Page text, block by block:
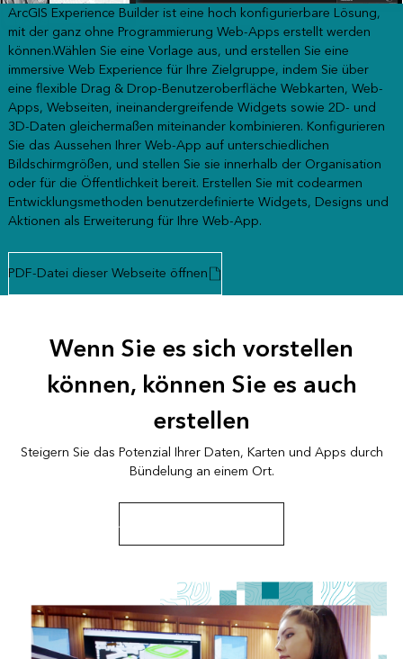
ArcGIS Experience Builder ist eine hoch konfigurierbare Lösung,
mit der ganz ohne Programmierung Web-Apps erstellt werden
können.Wählen Sie eine Vorlage aus, und erstellen Sie eine
immersive Web Experience für Ihre Zielgruppe, indem Sie über
eine flexible Drag & Drop-Benutzeroberfläche Webkarten, Web-
Apps, Webseiten, ineinandergreifende Widgets sowie 2D- und
3D-Daten gleichermaßen miteinander kombinieren. Konfigurieren
Sie das Aussehen Ihrer Web-App auf unterschiedlichen
Bildschirmgrößen, und stellen Sie sie innerhalb der Organisation
oder für die Öffentlichkeit bereit. Erstellen Sie mit codearmen
Entwicklungsmethoden benutzerdefinierte Widgets, Designs und
Aktionen als Erweiterung für Ihre Web-App.
PDF-Datei dieser Webseite öffnen
Wenn Sie es sich vorstellen
können, können Sie es auch
erstellen
Steigern Sie das Potenzial Ihrer Daten, Karten und Apps durch
Bündelung an einem Ort.
App zu San Diego erkunden